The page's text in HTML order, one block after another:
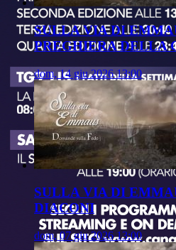
SULLA VIA DI
PREGHIERA DELLA
dom, 14 giu 2026 13:00
SULLA VIA DI
DIACONI
dom, 07 giu 2026 13:00